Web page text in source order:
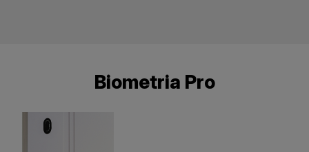
Biometria Pro